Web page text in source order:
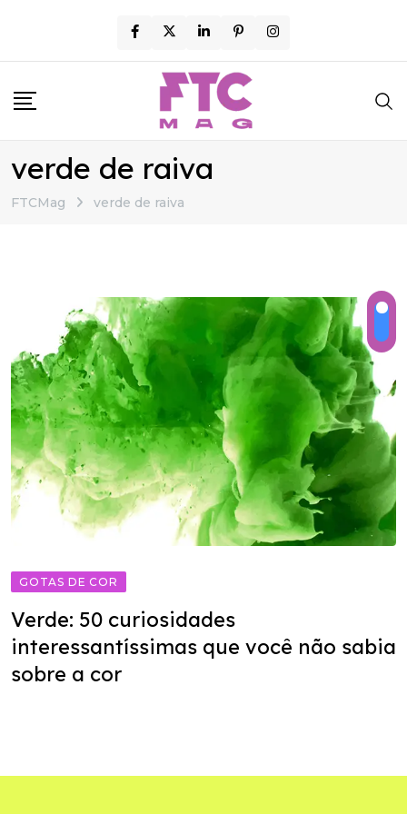
content
verde de raiva
FTCMag verde de raiva
GOTAS DE COR
Verde: 50 curiosidades
interessantíssimas que você não sabia
sobre a cor